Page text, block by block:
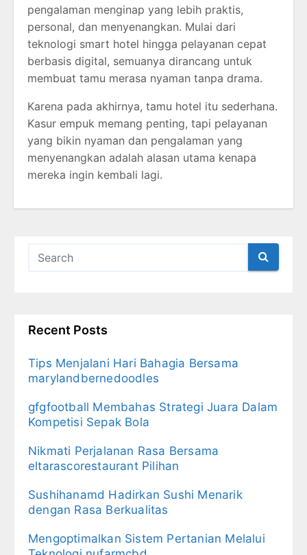
pengalaman menginap yang lebih praktis,
personal, dan menyenangkan. Mulai dari
teknologi smart hotel hingga pelayanan cepat
berbasis digital, semuanya dirancang untuk
membuat tamu merasa nyaman tanpa drama.
Karena pada akhirnya, tamu hotel itu sederhana.
Kasur empuk memang penting, tapi pelayanan
yang bikin nyaman dan pengalaman yang
menyenangkan adalah alasan utama kenapa
mereka ingin kembali lagi.
Recent Posts
Tips Menjalani Hari Bahagia Bersama
marylandbernedoodles
gfgfootball Membahas Strategi Juara Dalam
Kompetisi Sepak Bola
Nikmati Perjalanan Rasa Bersama
eltarascorestaurant Pilihan
Sushihanamd Hadirkan Sushi Menarik
dengan Rasa Berkualitas
Mengoptimalkan Sistem Pertanian Melalui